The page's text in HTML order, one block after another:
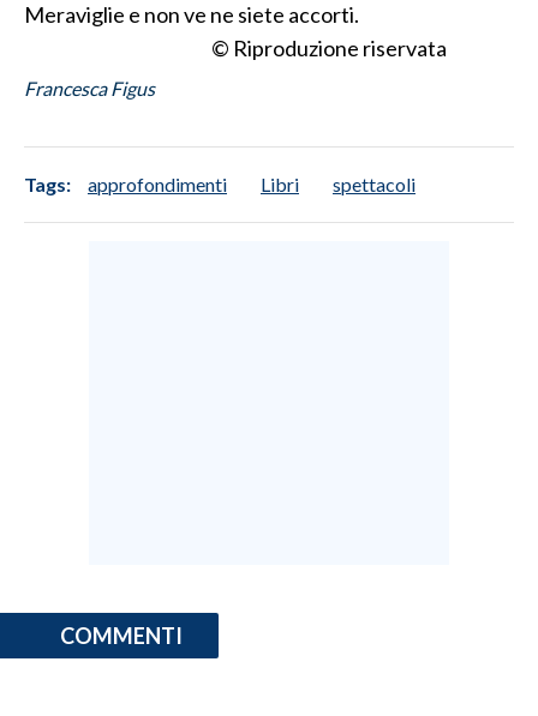
Meraviglie e non ve ne siete accorti.
© Riproduzione riservata
Francesca Figus
Tags: approfondimenti Libri spettacoli
COMMENTI